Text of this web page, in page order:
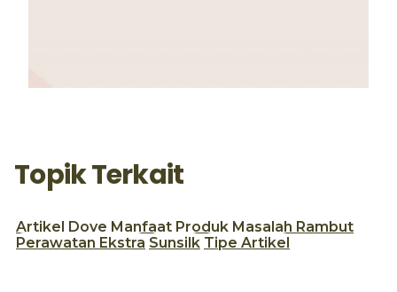
Topik Terkait
Artikel Dove Manfaat Produk Masalah Rambut
Perawatan Ekstra Sunsilk Tipe Artikel